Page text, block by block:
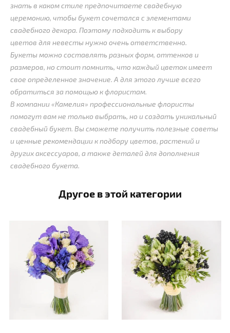
знать в каком стиле предпочитаете свадебную
церемонию, чтобы букет сочетался с элементами
свадебного декора. Поэтому подходить к выбору
цветов для невесты нужно очень ответственно.
Букеты можно составлять разных форм, оттенков и
размеров, но стоит помнить, что каждый цветок имеет
свое определенное значение. А для этого лучше всего
обратиться за помощью к флористам.
В компании «Камелия» профессиональные флористы
помогут вам не только выбрать, но и создать уникальный
свадебный букет. Вы сможете получить полезные советы
и ценные рекомендации к подбору цветов, растений и
других аксессуаров, а также деталей для дополнения
свадебного букета.
Другое в этой категории